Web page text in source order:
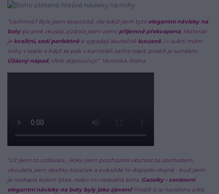
"Upřímně? Byla jsem skeptická. Ale když jsem tyto elegantní návleky na
botypo prvé zkusila, zůstala jsem velmi příjemně překvapena. Materiál
je kvalitní, sedí perfektněa vypadají skutečně luxusně. I v sukni mám
nohy v teple a když se pak v kanceláři začne topit, prostě je sundám.
Úžásný nápad, vřele doporučuji!" Veronika, Praha
"Už jsem to vzdávala... Roky jsem procházela obchod za obchodem,
zkoušela jsem desítky kozaček a pokaždé to dopadlo stejně - buď jsem
je nedopla kolem lýtek, nebo mi neseděla bota. Gazelky - venkovní
elegantní návleky na boty byly jako zjevení!Prostě si je navléknu přes